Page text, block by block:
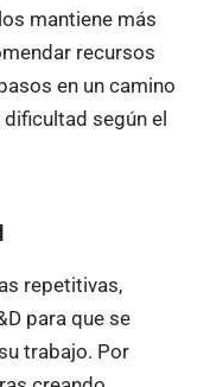
mantiene más
recursos
en un camino
según el
repetitivas,
para que se
trabajo. Por